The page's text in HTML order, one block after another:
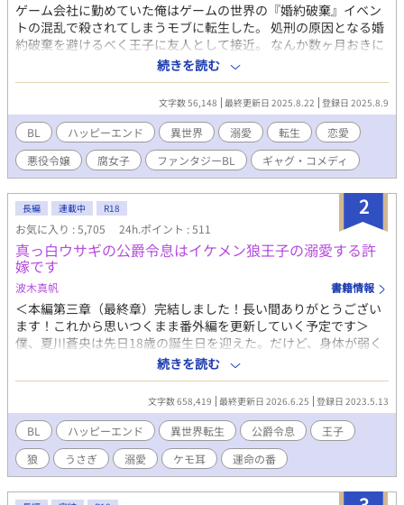
ゲーム会社に勤めていた俺はゲームの世界の『婚約破棄』イベン
トの混乱で殺されてしまうモブに転生した。 処刑の原因となる婚
約破棄を避けるべく王子に友人として接近。 なんか数ヶ月おきに
繰り返される「恋人や出会いのためのお祭り」をできる限り第二
皇子と過ごし、 婚約破棄の原因となる主人公と出会うきっかけを
徹底的に排除する。 最近では監視をつけるまでもなくいつも一緒
にいたいと言い出すようになった・・・ やんごとなき血筋のハン
サムな王子様を淑女たちから遠ざけ男の俺とばかり過ごすように
仕向けるのはちょっと申し訳ない気もしたが、俺の運命のため
だ。仕方あるまい。 クレバーな立ち振る舞いにより、俺の死亡フ
ラグは完全に回避された・・・ と思ったら、婚約の儀の当日、
「私には思い人がいるのです」 と言いやがる！一体誰だ！？ その
日の夜、俺はゲームの告白イベントがある薔薇園に呼び出され
て・・・ ーーーーーーーー この作品は以前投稿した「転生悪役モ
ブは溺愛されんで良いので死にたくない！」に 加筆修正を加えた
ものです。 リュシアンの転生前の設定や主人公二人の出会いのシ
ーンを追加し、 あまり描けていなかったキャラクターのシーンを
追加しています。 展開が少し変わっていますので新しい小説とし
て投稿しています。 続編出ました 転生悪役令嬢は溺愛されんでい
いので推しカプを見守りたい！
https://www.alphapolis.co.jp/novel/687110240/826989668 ー
ーーー 校正・文体の調整に生成AIを利用しています。
続きを読む
文字数 56,148 最終更新日 2025.8.22 登録日 2025.8.9
BL ハッピーエンド 異世界 溺愛 転生
恋愛
悪役令嬢
腐女子 ファンタジーBL ギャグ・コメディ
2
長編 連載中 R18
お気に入り : 5,705 24h.ポイント : 511
真っ白ウサギの公爵令息はイケメン狼王子の溺愛する許
嫁です
波木真帆 書籍情報
＜本編第三章（最終章）完結しました！長い間ありがとうござい
ます！これから思いつくまま番外編を更新していく予定です＞
僕、夏川蒼央は先日18歳の誕生日を迎えた。だけど、身体が弱く
この18年の間、病院の外に出たことはほんとどない。治りもしな
い病気に疲れ果てた両親に捨てられ、誰からも必要とされない僕
は、生きることを諦め、死ぬのを待ち侘びるだけの毎日を過ごし
ていた。そして、ようやく僕の命が尽きやっと親孝行ができた。
これで楽になる……そう思っていたのに、気がつくと僕は新たな
世界に生まれ変わっていた。 そこはケモ耳と尻尾付きで生まれる
世界。 王家とその血筋である公爵家には狼が生まれるのが通常で
あるが、ごく稀にウサギ耳と尻尾を持つ子が生まれる。 狼の耳付
きが生まれるヴォルフ公爵家に生まれた真っ白なウサギ耳の僕・
続きを読む
文字数 658,419 最終更新日 2026.6.25 登録日 2023.5.13
BL ハッピーエンド 異世界転生 公爵令息
王子
狼
うさぎ 溺愛 ケモ耳 運命の番